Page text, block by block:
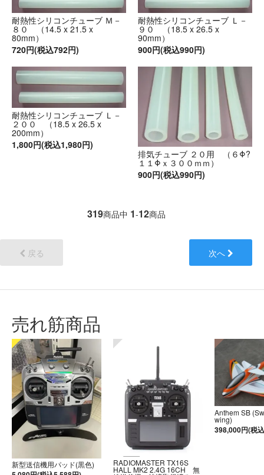
耐熱性シリコンチューブ Ｍ－
８０ （14.5 x 21.5 x
80mm）
720円(税込792円)
耐熱性シリコンチューブ Ｌ－
９０ （18.5 x 26.5 x
90mm）
900円(税込990円)
耐熱性シリコンチューブ Ｌ－
２００ （18.5 x 26.5 x
200mm）
1,800円(税込1,980円)
排気チューブ ２０用 （６Φ?
１１Φｘ３００ｍｍ）
900円(税込990円)
319商品中 1-12商品
戻る 次へ
売れ筋商品
新型送信機用パッド(黒色) RADIOMASTER TX16S
HALL MK2 2.4G 16CH 無
Anthem SB
wing)
398,000円(税